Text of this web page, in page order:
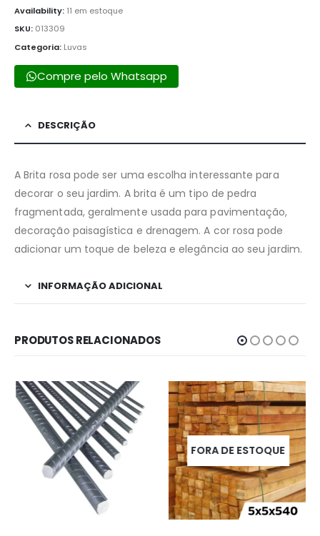
Availability: 11 em estoque
SKU: 013309
Categoria: Luvas
Compre pelo Whatsapp
DESCRIÇÃO
A Brita rosa pode ser uma escolha interessante para
decorar o seu jardim. A brita é um tipo de pedra
fragmentada, geralmente usada para pavimentação,
decoração paisagística e drenagem. A cor rosa pode
adicionar um toque de beleza e elegância ao seu jardim.
INFORMAÇÃO ADICIONAL
PRODUTOS RELACIONADOS
FORA DE ESTOQUE